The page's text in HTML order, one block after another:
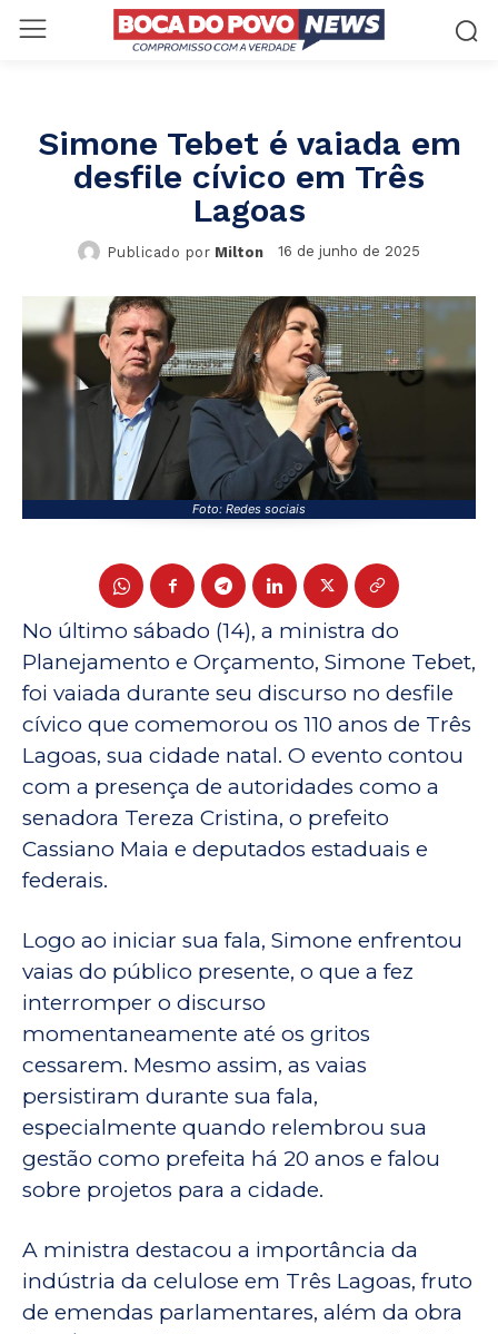
Simone Tebet é vaiada em
desfile cívico em Três
Lagoas
Publicado por Milton 16 de junho de 2025
Foto: Redes sociais
No último sábado (14), a ministra do
Planejamento e Orçamento, Simone Tebet,
foi vaiada durante seu discurso no desfile
cívico que comemorou os 110 anos de Três
Lagoas, sua cidade natal. O evento contou
com a presença de autoridades como a
senadora Tereza Cristina, o prefeito
Cassiano Maia e deputados estaduais e
federais.
Logo ao iniciar sua fala, Simone enfrentou
vaias do público presente, o que a fez
interromper o discurso
momentaneamente até os gritos
cessarem. Mesmo assim, as vaias
persistiram durante sua fala,
especialmente quando relembrou sua
gestão como prefeita há 20 anos e falou
sobre projetos para a cidade.
A ministra destacou a importância da
indústria da celulose em Três Lagoas, fruto
de emendas parlamentares, além da obra